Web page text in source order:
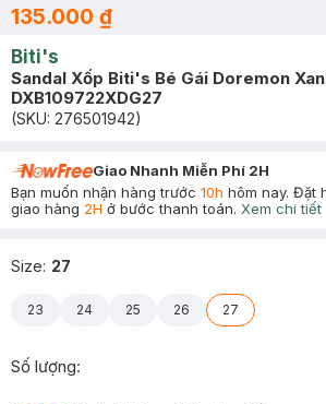
135.000 ₫
Biti's
Sandal Xốp Biti's Bé Gái Doremon
DXB109722XDG27
(SKU: 276501942)
Giao Nhanh Miễn Phí 2H
Bạn muốn nhận hàng trước 10h hôm nay. Đặt
giao hàng 2H ở bước thanh toán. Xem chi tiết
Size: 27
23 24 25 26 27
Số lượng: